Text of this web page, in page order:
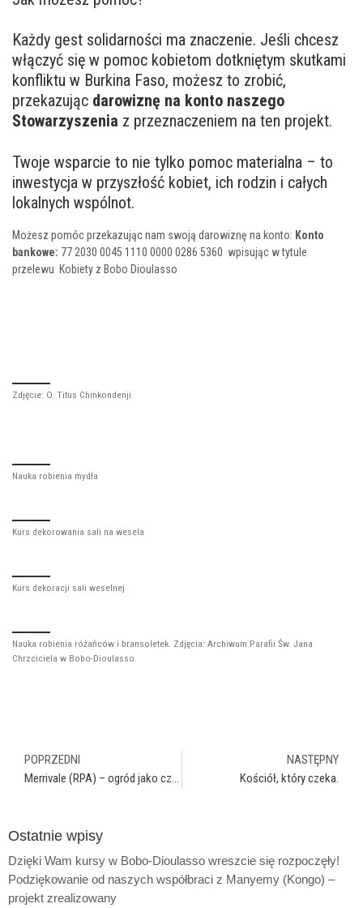
Każdy gest solidarności ma znaczenie. Jeśli chcesz
włączyć się w pomoc kobietom dotkniętym skutkami
konfliktu w Burkina Faso, możesz to zrobić,
przekazując darowiznę na konto naszego
Stowarzyszenia z przeznaczeniem na ten projekt.
Twoje wsparcie to nie tylko pomoc materialna – to
inwestycja w przyszłość kobiet, ich rodzin i całych
lokalnych wspólnot.
Możesz pomóc przekazując nam swoją darowiznę na konto: Konto
bankowe: 77 2030 0045 1110 0000 0286 5360 wpisując w tytule
przelewu Kobiety z Bobo Dioulasso
Zdjęcie: O. Titus Chinkondenji
Nauka robienia mydła
Kurs dekorowania sali na wesela
Kurs dekoracji sali weselnej
Nauka robienia różańców i bransoletek. Zdjęcia: Archiwum Parafii Św. Jana
Chrzciciela w Bobo-Dioulasso
POPRZEDNI
Merrivale (RPA) – ogród jako część formacji misyjnej (projekt w trakcie realizacji)
NASTĘPNY
Kościół, który czeka.
Ostatnie wpisy
Dzięki Wam kursy w Bobo-Dioulasso wreszcie się rozpoczęły!
Podziękowanie od naszych współbraci z Manyemy (Kongo) –
projekt zrealizowany